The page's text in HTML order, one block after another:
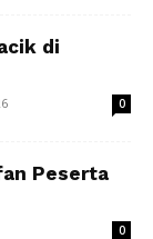
di
0
Peserta
0